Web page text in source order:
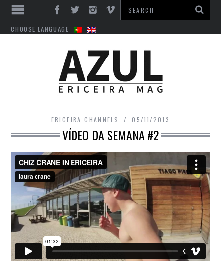
CHOOSE LANGUAGE
ERICEIRA CHANNELS 05/11/2013
VÍDEO DA SEMANA #2